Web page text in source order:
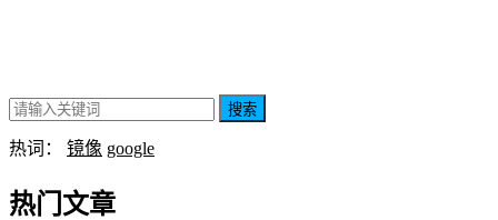
搜索
热词： 镜像 google
热门文章